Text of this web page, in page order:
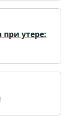
утере: